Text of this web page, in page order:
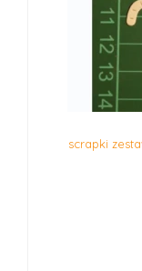
scrapki